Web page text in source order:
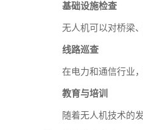
基础设施检查
无人机可以对桥梁
线路巡查
在电力和通信行业
教育与培训
随着无人机技术的